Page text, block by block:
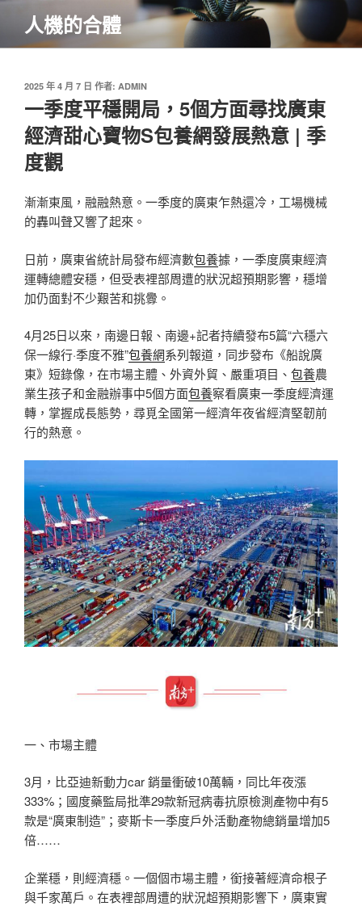
主
人機的合體
發
於
2025 年 4 月 7 日 作者: ADMIN
一季度平穩開局，5個方面尋找廣東
經濟甜心寶物S包養網發展熱意 | 季
度觀
漸漸東風，融融熱意。一季度的廣東乍熱還冷，工場機械
的轟叫聲又響了起來。
日前，廣東省統計局發布經濟數包養據，一季度廣東經濟
運轉總體安穩，但受表裡部周遭的狀況超預期影響，穩增
加仍面對不少艱苦和挑釁。
4月25日以來，南邊日報、南邊+記者持續發布5篇“六穩六
保一線行·季度不雅”包養網系列報道，同步發布《船說廣
東》短錄像，在市場主體、外資外貿、嚴重項目、 包養農
業生孩子和金融辦事中5個方面包養察看廣東一季度經濟運
轉，掌握成長態勢，尋覓全國第一經濟年夜省經濟堅韌前
行的熱意。
一、市場主體
3月，比亞迪新動力car 銷量衝破10萬輛，同比年夜漲
333%；國度藥監局批準29款新冠病毒抗原檢測產物中有5
款是“廣東制造”；麥斯卡一季度戶外活動產物總銷量增加5
倍……
企業穩，則經濟穩。一個個市場主體，銜接著經濟命根子
與千家萬戶。在表裡部周遭的狀況超預期影響下，廣東實